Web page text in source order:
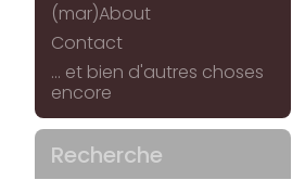
(mar)About
Contact
... et bien d'autres choses
encore
Recherche